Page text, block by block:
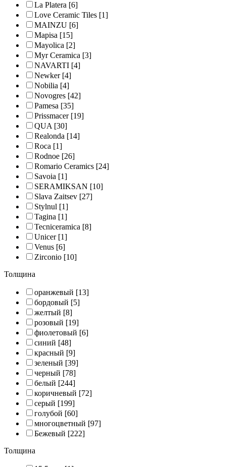
La Platera [6]
Love Ceramic Tiles [1]
MAINZU [6]
Mapisa [15]
Mayolica [2]
Myr Ceramica [3]
NAVARTI [4]
Newker[4]
Nobilia [4]
Novogres [42]
Pamesa [35]
Prissmacer[19]
QUA[30]
Realonda [14]
Roca [1]
Rodnoe [26]
Romario Ceramics [24]
Savoia [1]
SERAMIKSAN [10]
Slava Zaitsev [27]
Stylnul [1]
Tagina [1]
Tecniceramica [8]
Unicer[1]
Venus [6]
Zirconio [10]
Толщина
оранжевый [13]
бордовый [5]
желтый [8]
розовый [19]
фиолетовый [6]
синий [48]
красный [9]
зеленый [39]
черный [78]
белый [244]
коричневый [72]
серый [199]
голубой [60]
многоцветный [97]
Бежевый [222]
Толщина